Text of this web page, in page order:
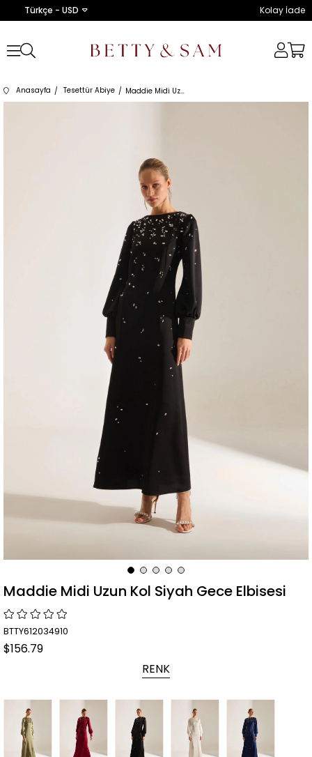
Türkçe - USD Kolay İade
Anasayfa Tesettür Abiye Maddie Midi Uzun Kol Siyah Gece Elbisesi
Maddie Midi Uzun Kol Siyah Gece Elbisesi
BTTY612034910
$156.79
RENK